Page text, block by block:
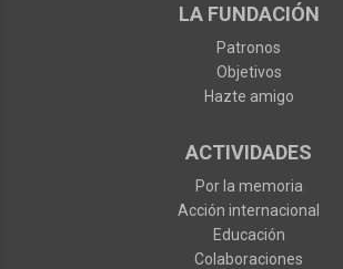
LA FUNDACIÓN
Patronos
Objetivos
Hazte amigo
ACTIVIDADES
Por la memoria
Acción internacional
Educación
Colaboraciones